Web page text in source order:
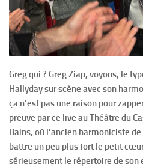
Greg qui ? Greg Ziap, voyons, le
Hallyday sur scène avec son
ça n’est pas une raison pour
preuve par ce live au Théâtre du
Bains, où l’ancien harmoniciste
battre un peu plus fort le petit
sérieusement le répertoire de